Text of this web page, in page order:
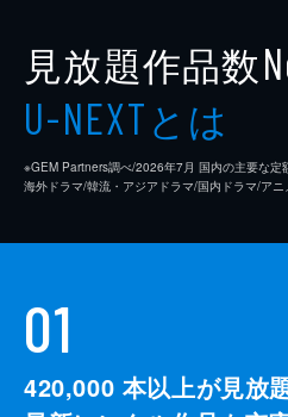
見放題作品数
U-NEXTとは
※GEM Partners調べ/2026年7⽉ 国内の主要な定
海外ドラマ/韓流・アジアドラマ/国内ドラマ/アニ
01
420,000 本以上が見放